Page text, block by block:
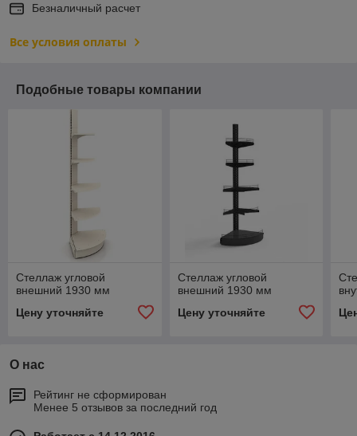
Безналичный расчет
Все условия оплаты
Подобные товары компании
Стеллаж угловой
внешний 1930 мм
Цену уточняйте
Стеллаж угловой
внешний 1930 мм
Цену уточняйте
О нас
Рейтинг не сформирован
Менее 5 отзывов за последний год